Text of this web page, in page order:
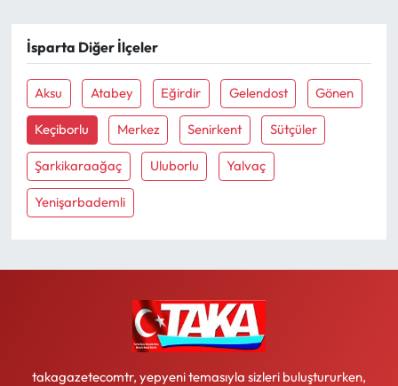
İsparta Diğer İlçeler
Aksu Atabey Eğirdir Gelendost Gönen
Keçiborlu Merkez Senirkent Sütçüler
Şarkikaraağaç Uluborlu Yalvaç
Yenişarbademli
takagazetecomtr, yepyeni temasıyla sizleri buluştururken,
Ekonomi
Sağlık
Turizm
Teknoloji